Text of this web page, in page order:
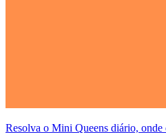
Resolva o Mini Queens diário, onde